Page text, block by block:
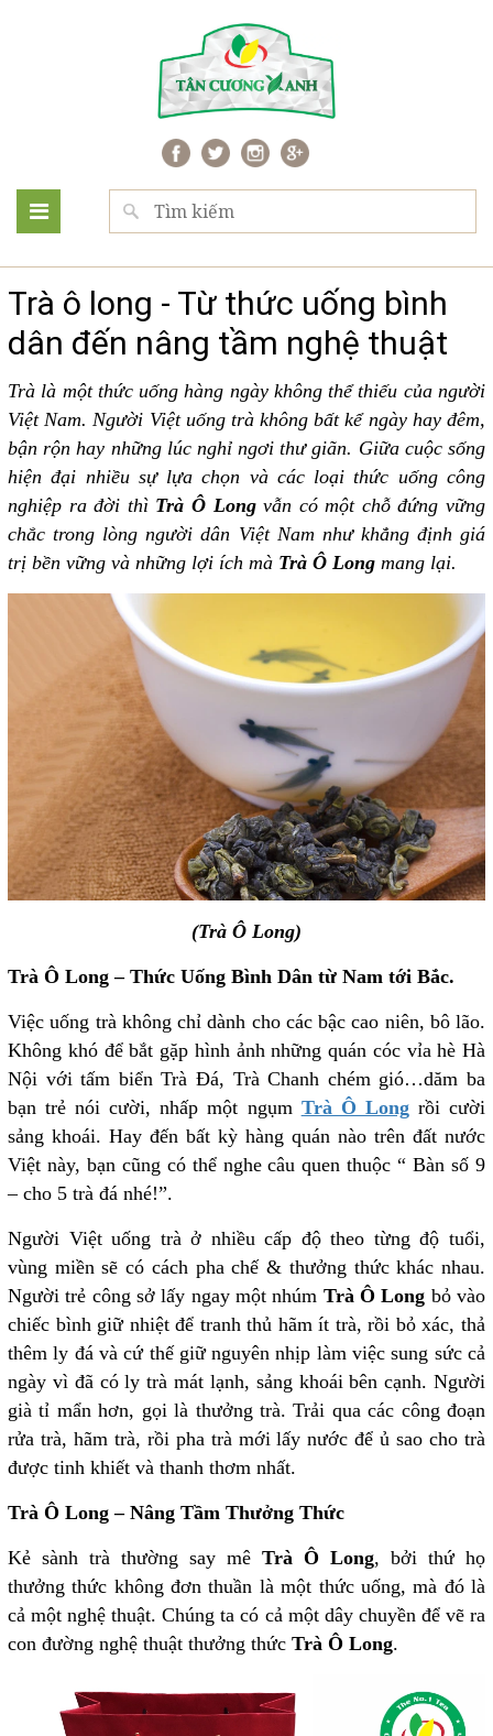
Trà ô long - Từ thức uống bình
dân đến nâng tầm nghệ thuật
Trà là một thức uống hàng ngày không thể thiếu của người
Việt Nam. Người Việt uống trà không bất kể ngày hay đêm,
bận rộn hay những lúc nghỉ ngơi thư giãn. Giữa cuộc sống
hiện đại nhiều sự lựa chọn và các loại thức uống công
nghiệp ra đời thì Trà Ô Longvẫn có một chỗ đứng vững
chắc trong lòng người dân Việt Nam như khẳng định giá
trị bền vững và những lợi ích mà Trà Ô Long mang lại.
(Trà Ô Long)
Trà Ô Long – Thức Uống Bình Dân từ Nam tới Bắc.
Việc uống trà không chỉ dành cho các bậc cao niên, bô lão.
Không khó để bắt gặp hình ảnh những quán cóc vỉa hè Hà
Nội với tấm biển Trà Đá, Trà Chanh chém gió…dăm ba
bạn trẻ nói cười, nhấp một ngụm Trà Ô Longrồi cười
sảng khoái. Hay đến bất kỳ hàng quán nào trên đất nước
Việt này, bạn cũng có thể nghe câu quen thuộc “ Bàn số 9
– cho 5 trà đá nhé!”.
Người Việt uống trà ở nhiều cấp độ theo từng độ tuổi,
vùng miền sẽ có cách pha chế & thưởng thức khác nhau.
Người trẻ công sở lấy ngay một nhúm Trà Ô Long bỏ vào
chiếc bình giữ nhiệt để tranh thủ hãm ít trà, rồi bỏ xác, thả
thêm ly đá và cứ thế giữ nguyên nhịp làm việc sung sức cả
ngày vì đã có ly trà mát lạnh, sảng khoái bên cạnh. Người
già tỉ mẩn hơn, gọi là thưởng trà. Trải qua các công đoạn
rửa trà, hãm trà, rồi pha trà mới lấy nước để ủ sao cho trà
được tinh khiết và thanh thơm nhất.
Trà Ô Long – Nâng Tầm Thưởng Thức
Kẻ sành trà thường say mê Trà Ô Long, bởi thứ họ
thưởng thức không đơn thuần là một thức uống, mà đó là
cả một nghệ thuật. Chúng ta có cả một dây chuyền để vẽ ra
con đường nghệ thuật thưởng thức Trà Ô Long.